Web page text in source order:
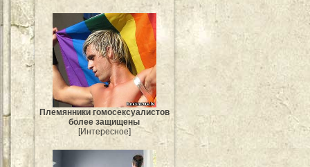
Племянники гомосексуалистов
более защищены
[Интересное]